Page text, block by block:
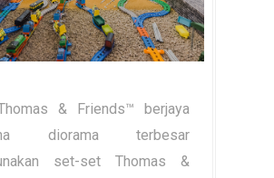
& Friends™ berjaya
diorama terbesar
set-set Thomas &